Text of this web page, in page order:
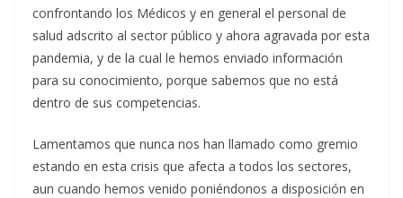
confrontando los Médicos y en general el personal de
salud adscrito al sector público y ahora agravada por esta
pandemia, y de la cual le hemos enviado información
para su conocimiento, porque sabemos que no está
dentro de sus competencias.
Lamentamos que nunca nos han llamado como gremio
estando en esta crisis que afecta a todos los sectores,
aun cuando hemos venido poniéndonos a disposición en